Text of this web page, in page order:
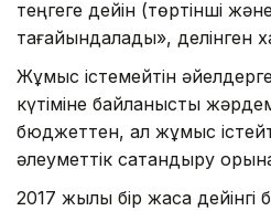
теңгеге дейін (төртінші
тағайындалады», делінген
Жұмыс істемейтін әйелдерге
күтіміне байланысты
бюджеттен, ал жұмыс
әлеуметтік сақтандыру
2017 жылы бір жасқа дейінгі